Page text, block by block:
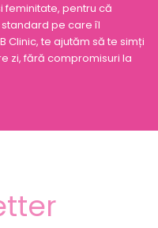
feminitate, pentru că
pe care îl
Clinic, te ajutăm să te simți
zi, fără compromisuri la